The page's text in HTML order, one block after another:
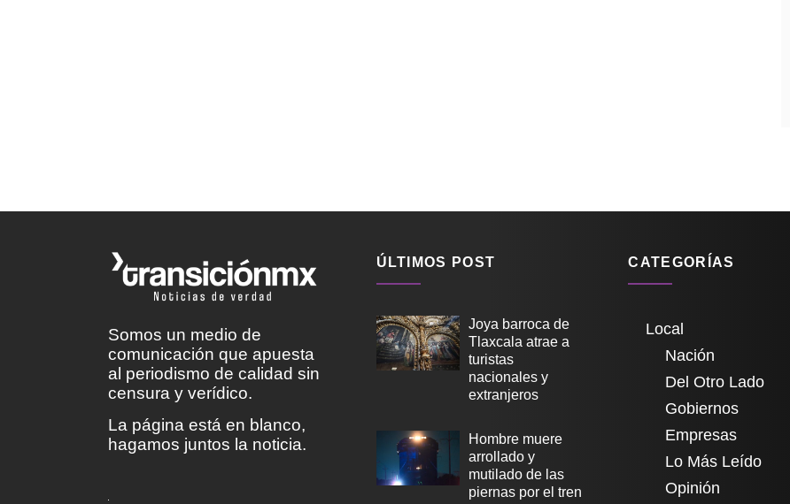
Somos un medio de
comunicación que apuesta
al periodismo de calidad sin
censura y verídico.
La página está en blanco,
hagamos juntos la noticia.
ÚLTIMOS POST
Joya barroca de
Tlaxcala atrae a
turistas
nacionales y
extranjeros
Hombre muere
arrollado y
mutilado de las
piernas por el tren
CATEGORÍAS
Local
Nación
Del Otro Lado
Gobiernos
Empresas
Lo Más Leído
Opinión